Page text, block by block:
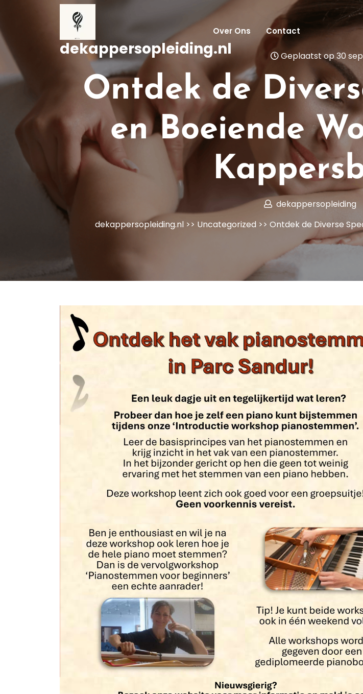
inhoud
gaan
dekappersopleiding.nl
Over Ons Contact
Geplaatst op 30
Ontdek de
en Boeiende
dekappersopleiding
dekappersopleiding.nl >> Uncategorized >> Ontdek de Diverse